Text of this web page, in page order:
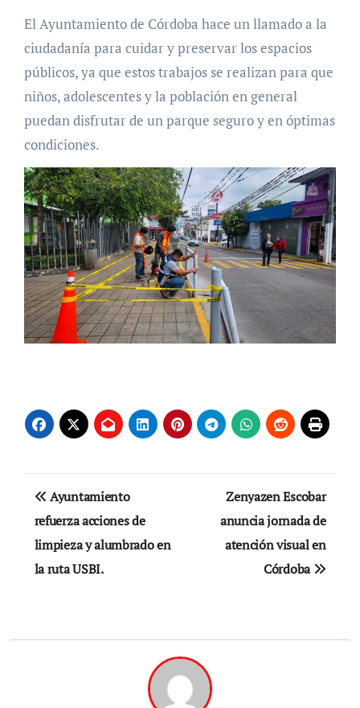
El Ayuntamiento de Córdoba hace un llamado a la
ciudadanía para cuidar y preservar los espacios
públicos, ya que estos trabajos se realizan para que
niños, adolescentes y la población en general
puedan disfrutar de un parque seguro y en óptimas
condiciones.
Navegación
de
entradas
Ayuntamiento
refuerza acciones de
limpieza y alumbrado en
la ruta USBI.
Zenyazen Escobar
anuncia jornada de
atención visual en
Córdoba